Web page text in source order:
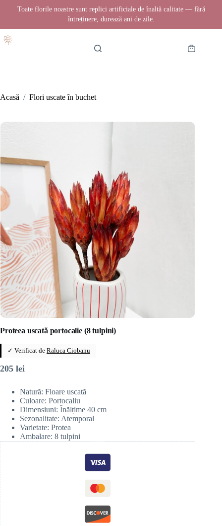
Toate florile noastre sunt replici artificiale de înaltă calitate — fără
întreținere, durează ani de zile.
la
Coș
Acasă / Flori uscate în buchet
Proteea uscată portocalie (8 tulpini)
✓ Verificat de Raluca Ciobanu
205 lei
Natură: Floare uscată
Culoare: Portocaliu
Dimensiuni: Înălțime 40 cm
Sezonalitate: Atemporal
Varietate: Protea
Ambalare: 8 tulpini